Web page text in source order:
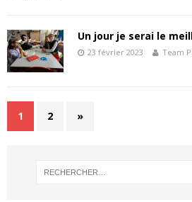
Un jour je serai le
23 février 2023 Team
1 2 »